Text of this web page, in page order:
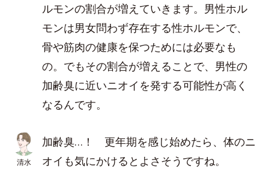
ルモンの割合が増えていきます。男性ホル
モンは男女問わず存在する性ホルモンで、
骨や筋肉の健康を保つためには必要なも
の。でもその割合が増えることで、男性の
加齢臭に近いニオイを発する可能性が高く
なるんです。
清水
加齢臭…！ 更年期を感じ始めたら、体のニ
オイも気にかけるとよさそうですね。